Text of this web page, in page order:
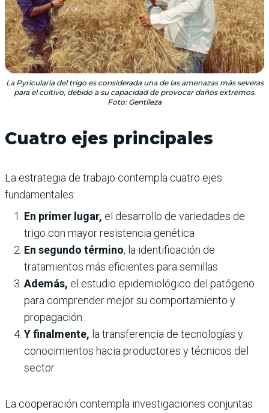
La Pyricularia del trigo es considerada una de las amenazas más severas
para el cultivo, debido a su capacidad de provocar daños extremos.
Foto: Gentileza
Cuatro ejes principales
La estrategia de trabajo contempla cuatro ejes
fundamentales:
En primer lugar, el desarrollo de variedades de
trigo con mayor resistencia genética
En segundo término, la identificación de
tratamientos más eficientes para semillas
Además, el estudio epidemiológico del patógeno
para comprender mejor su comportamiento y
propagación
Y finalmente, la transferencia de tecnologías y
conocimientos hacia productores y técnicos del
sector.
La cooperación contempla investigaciones conjuntas